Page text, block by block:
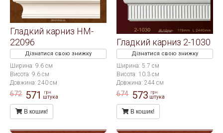
Гладкий карниз HM-
22096
Дізнатися свою знижку
Ширина: 9.6 см
Висота: 9.6 см
Довжина: 240 см
672 571 грн
штука
В кошик!
Гладкий карниз 2-1030
Дізнатися свою знижку
Ширина: 5.7 см
Висота: 10.3 см
Довжина: 244 см
674 573 грн
штука
В кошик!